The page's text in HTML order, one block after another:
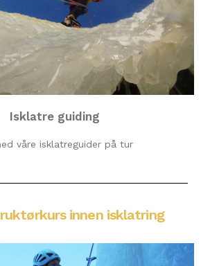
Isklatre guiding
våre isklatreguider på tur
innen isklatring